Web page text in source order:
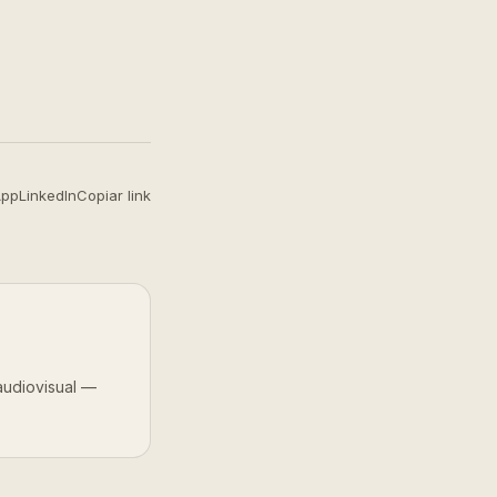
LinkedInCopiar link
—